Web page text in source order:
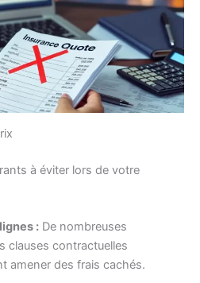
à éviter lors de votre
: De nombreuses
clauses contractuelles
amener des frais cachés.